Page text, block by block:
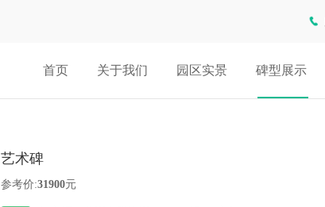
首页 关于我们 园区实景 碑型展示
艺术碑
参考价:31900元